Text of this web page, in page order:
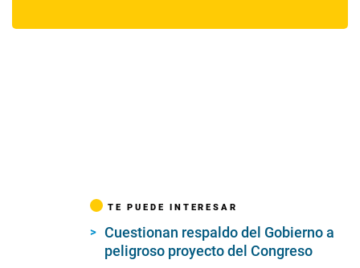
TE PUEDE INTERESAR
Cuestionan respaldo del Gobierno a
peligroso proyecto del Congreso